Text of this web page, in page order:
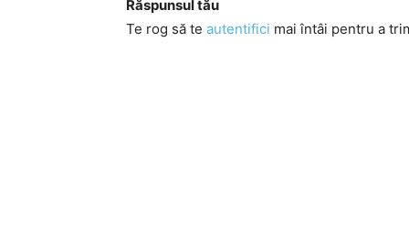
Răspunsul tău
Te rog să te autentifici mai întâi pentru a